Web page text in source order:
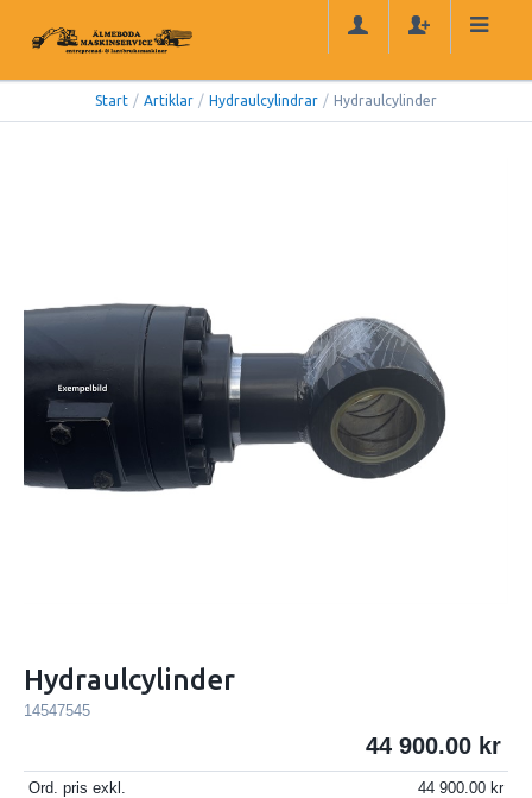
Start / Artiklar / Hydraulcylindrar / Hydraulcylinder
Hydraulcylinder
14547545
44 900.00
Ord. pris exkl.
44 900.00